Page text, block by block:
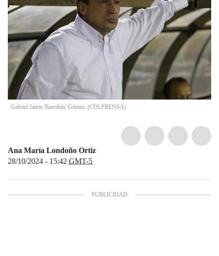
Gabriel Jaime 'Barrabás' Gómez. (COLPRENSA)
Ana María Londoño Ortiz
28/10/2024 - 15:42 GMT-5